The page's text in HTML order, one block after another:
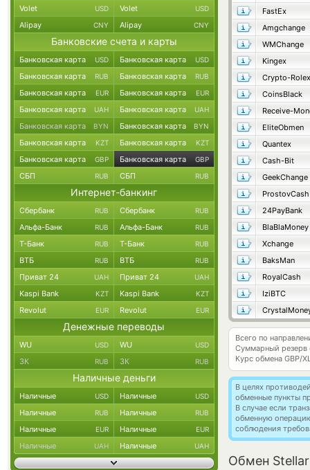
FastEx
Amgchange
WMChange
Kingex
Crypto-Rolex
CoinsBlack
Receive-
EliteObmen
Quantex
Cash-Bit
GeekChange
ProstovCash
24PayBank
BlaBlaMoney
Xchange
BaksMan
RoyalCash
IziBTC
Всего по
Суммарный резерв
Курс обмена GBP/
В целях
обменные пункты
В случае если
обменную
соблюдения
Обмен Stellar
Volet USD Volet USD
Alipay CNY Alipay CNY
Банковские счета и карты
Банковская карта USD Банковская карта USD
Банковская карта RUB Банковская карта RUB
Банковская карта EUR Банковская карта EUR
Банковская карта UAH Банковская карта UAH
Банковская карта BYN Банковская карта BYN
Банковская карта KZT Банковская карта KZT
Банковская карта GBP Банковская карта GBP
СБП RUB СБП RUB
Интернет-банкинг
Сбербанк RUB Сбербанк RUB
Альфа-Банк RUB Альфа-Банк RUB
Т-Банк RUB Т-Банк RUB
ВТБ RUB ВТБ RUB
Приват 24 UAH Приват 24 UAH
Kaspi Bank KZT Kaspi Bank KZT
Revolut EUR Revolut EUR
Денежные переводы
WU USD WU USD
ЗК RUB ЗК RUB
Наличные деньги
Наличные USD Наличные USD
Наличные RUB Наличные RUB
Наличные EUR Наличные EUR
Наличные UAH Наличные UAH